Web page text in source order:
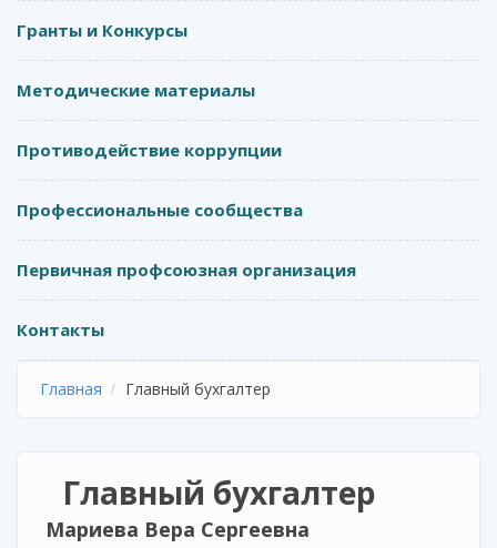
Гранты и Конкурсы
Методические материалы
Противодействие коррупции
Профессиональные сообщества
Первичная профсоюзная организация
Контакты
Главная Главный бухгалтер
Главный бухгалтер
Мариева Вера Сергеевна